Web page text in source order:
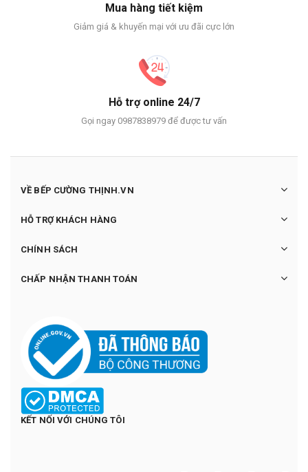
Mua hàng tiết kiệm
Giảm giá & khuyến mại với ưu đãi cực lớn
Hỗ trợ online 24/7
Gọi ngay 0987838979 để được tư vấn
VỀ BẾP CƯỜNG THỊNH.VN
HỖ TRỢ KHÁCH HÀNG
CHÍNH SÁCH
CHẤP NHẬN THANH TOÁN
KẾT NỐI VỚI CHÚNG TÔI